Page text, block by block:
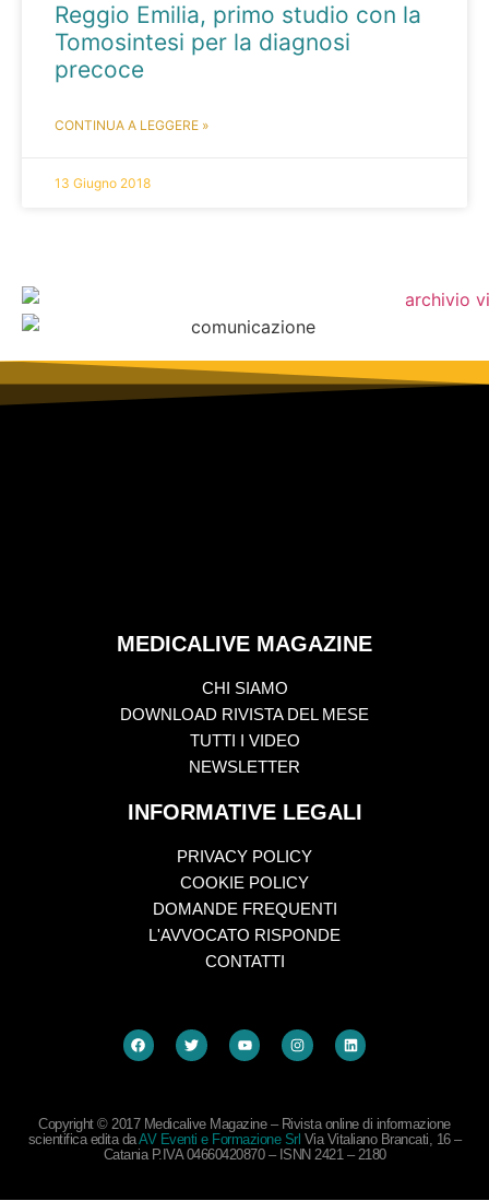
Reggio Emilia, primo studio con la
Tomosintesi per la diagnosi
precoce
CONTINUA A LEGGERE »
13 Giugno 2018
MEDICALIVE MAGAZINE
CHI SIAMO
DOWNLOAD RIVISTA DEL MESE
TUTTI I VIDEO
NEWSLETTER
INFORMATIVE LEGALI
PRIVACY POLICY
COOKIE POLICY
DOMANDE FREQUENTI
L'AVVOCATO RISPONDE
CONTATTI
Copyright © 2017 Medicalive Magazine – Rivista online di informazione
scientifica edita daAV Eventi e Formazione Srl Via Vitaliano Brancati, 16 –
Catania P.IVA 04660420870 – ISNN 2421 – 2180